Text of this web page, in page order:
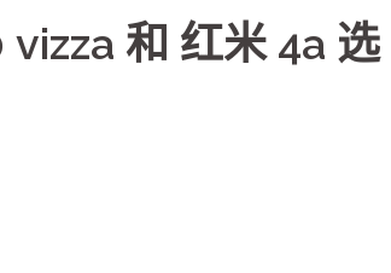
和 红米 4a 选